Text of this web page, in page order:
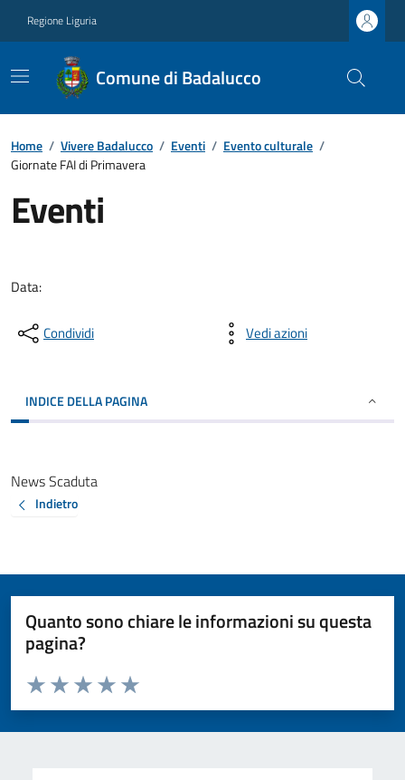
Regione Liguria
Comune di Badalucco
Home / Vivere Badalucco / Eventi / Evento culturale /
Giornate FAI di Primavera
Eventi
Data:
Condividi Vedi azioni
INDICE DELLA PAGINA
News Scaduta
Indietro
Quanto sono chiare le informazioni su questa
pagina?
Valuta da 1 a 5 stelle la pagina
Valuta 5 stelle su 5
Valuta 4 stelle su 5
Valuta 3 stelle su 5
Valuta 2 stelle su 5
Valuta 1 stelle su 5